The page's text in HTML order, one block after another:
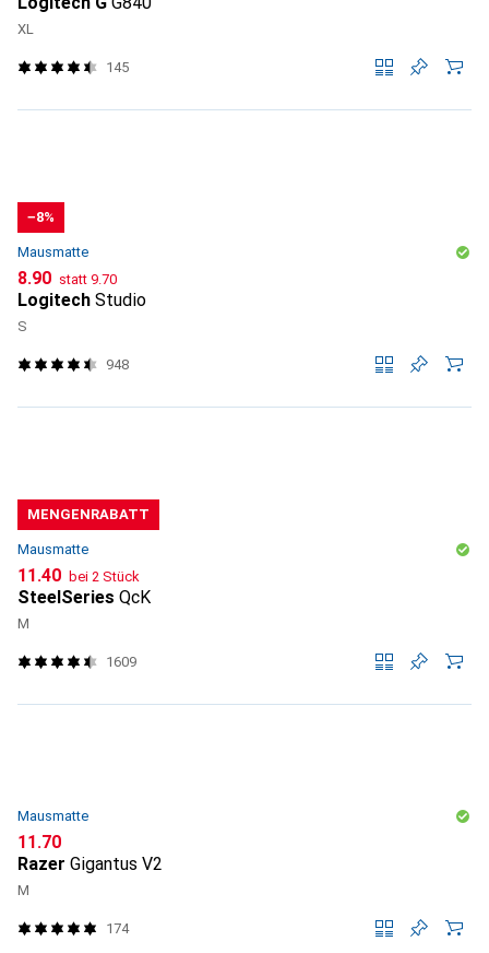
XL
145
−8%
Mausmatte
CHF
8.90 statt CHF
9.70
Logitech Studio
S
948
MENGENRABATT
Mausmatte
CHF
11.40 bei 2 Stück
SteelSeries QcK
M
1609
Mausmatte
CHF
11.70
Razer Gigantus V2
M
174